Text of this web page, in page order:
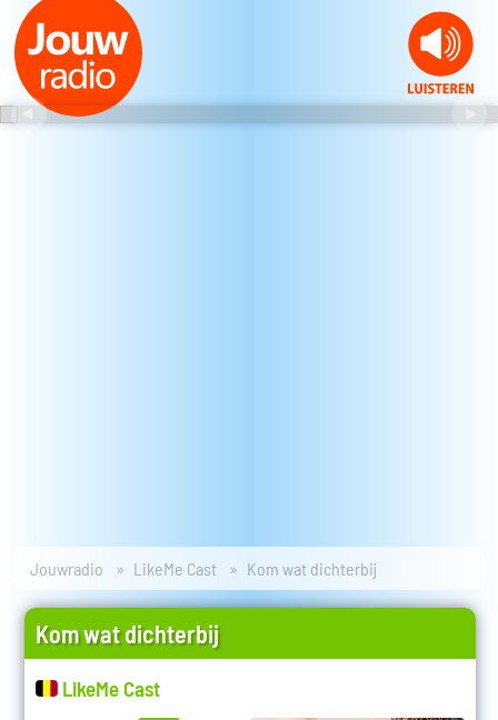
Jouwradio LikeMe Cast Kom wat dichterbij
Kom wat dichterbij
LikeMe Cast